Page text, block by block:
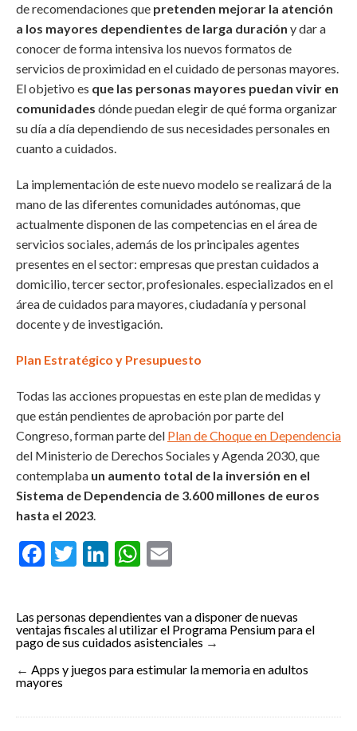
de recomendaciones que pretenden mejorar la atención
a los mayores dependientes de larga duración y dar a
conocer de forma intensiva los nuevos formatos de
servicios de proximidad en el cuidado de personas mayores.
El objetivo es que las personas mayores puedan vivir en
comunidades dónde puedan elegir de qué forma organizar
su día a día dependiendo de sus necesidades personales en
cuanto a cuidados.
La implementación de este nuevo modelo se realizará de la
mano de las diferentes comunidades autónomas, que
actualmente disponen de las competencias en el área de
servicios sociales, además de los principales agentes
presentes en el sector: empresas que prestan cuidados a
domicilio, tercer sector, profesionales. especializados en el
área de cuidados para mayores, ciudadanía y personal
docente y de investigación.
Plan Estratégico y Presupuesto
Todas las acciones propuestas en este plan de medidas y
que están pendientes de aprobación por parte del
Congreso, forman parte del Plan de Choque en Dependencia
del Ministerio de Derechos Sociales y Agenda 2030, que
contemplaba un aumento total de la inversión en el
Sistema de Dependencia de 3.600 millones de euros
hasta el 2023
Facebook
Twitter
LinkedIn
WhatsApp
Las personas dependientes van a disponer de nuevas
ventajas fiscales al utilizar el Programa Pensium para el
pago de sus cuidados asistenciales →
← Apps y juegos para estimular la memoria en adultos
mayores